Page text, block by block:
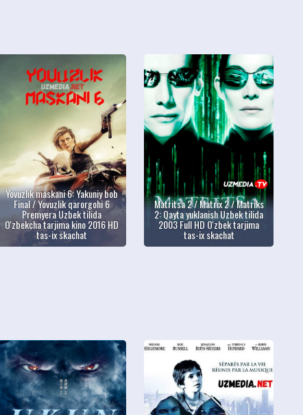
Yovuzlik maskani 6: Yakuniy bob
Final / Yovuzlik qarorgohi 6
Premyera Uzbek tilida
O'zbekcha tarjima kino 2016 HD
tas-ix skachat
Matritsa 2 / Matrix 2 / Matriks
2: Qayta yuklanish Uzbek tilida
2003 Full HD O'zbek tarjima
tas-ix skachat